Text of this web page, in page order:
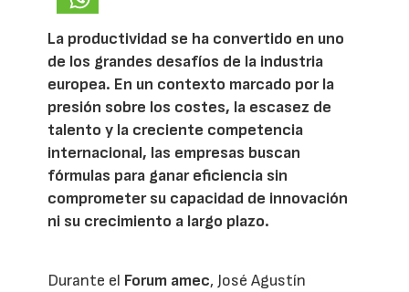
La productividad se ha convertido en uno
de los grandes desafíos de la industria
europea. En un contexto marcado por la
presión sobre los costes, la escasez de
talento y la creciente competencia
internacional, las empresas buscan
fórmulas para ganar eficiencia sin
comprometer su capacidad de innovación
ni su crecimiento a largo plazo.
Durante el Forum amec, José Agustín